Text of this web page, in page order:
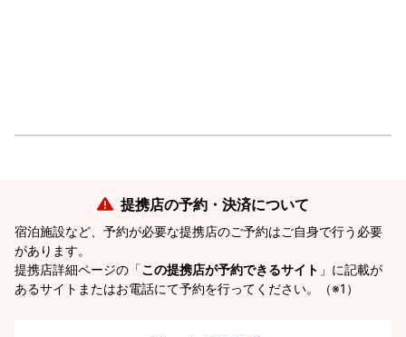
提携店の予約・決済について
宿泊施設など、予約が必要な提携店のご予約はご自身で行う必要
があります。
提携店詳細ページの「この提携店が予約できるサイト 」に記載が
あるサイトまたはお電話にて予約を行ってください。（※1）